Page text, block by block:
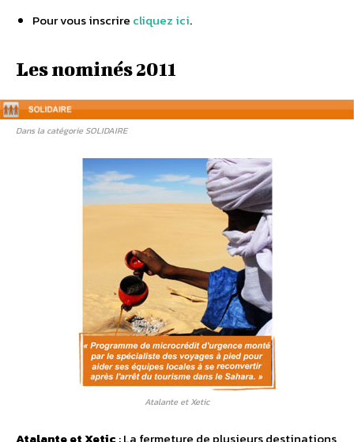
Pour vous inscrire cliquez ici.
Les nominés 2011
Dans la catégorie SOLIDAIRE
Atalante et Xetic
Atalante et Xetic : La fermeture de plusieurs destinations